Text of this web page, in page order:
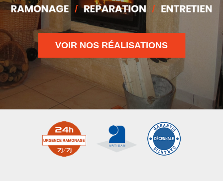
VOIR NOS RÉALISATIONS